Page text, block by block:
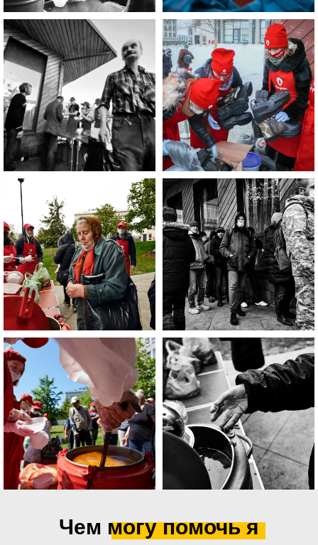
Чем могу помочь я
Если Вы нуждаетесь в помощи, то
эта информация для Вас.
Каждый может оказаться в
сложной жизненной ситуации,
главное - знать, к кому обратиться
за помощью!
Помощь нужна
Вам?
ЧИТАТЬ